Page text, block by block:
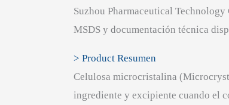
Suzhou Pharmaceutical
MSDS y documentación técnica
> Product Resumen
Celulosa microcristalina
ingrediente y excipiente cuando el